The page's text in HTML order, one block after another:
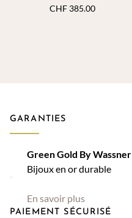
CHF385.00
GARANTIES
Green Gold By Wassner
Bijoux en or durable
En savoir plus
PAIEMENT SÉCURISÉ